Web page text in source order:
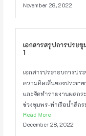
November 28, 2022
เอกสารสรุปการประ
1
เอกสารประกอบการปร
ความคิดเห็นของประชา
และจัดทำรายงานผลกร
ช่วงชุมพร-ท่าเรือน้ำลึกร
Read More
December 28, 2022